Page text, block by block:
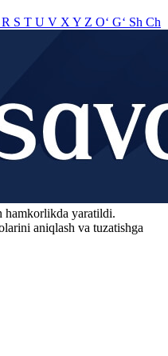
R S T U V X Y Z O‘ G‘ Sh Ch
hamkorlikda yaratildi.
aniqlash va tuzatishga